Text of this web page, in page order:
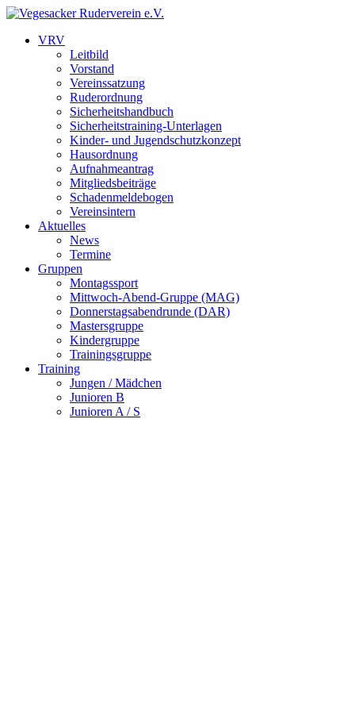
VRV
Leitbild
Vorstand
Vereinssatzung
Ruderordnung
Sicherheitshandbuch
Sicherheitstraining-Unterlagen
Kinder- und Jugendschutzkonzept
Hausordnung
Aufnahmeantrag
Mitgliedsbeiträge
Schadenmeldebogen
Vereinsintern
Aktuelles
News
Termine
Gruppen
Montagssport
Mittwoch-Abend-Gruppe (MAG)
Donnerstagsabendrunde (DAR)
Mastersgruppe
Kindergruppe
Trainingsgruppe
Training
Jungen / Mädchen
Junioren B
Junioren A / S